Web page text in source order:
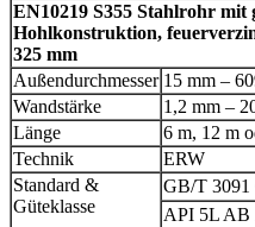
EN10219 S355 Stahlrohr mit
Hohlkonstruktion,
325 mm
Außendurchmesser 15 mm –
Wandstärke
1,2 mm –
Länge
6 m, 12 m
Technik
ERW
Standard &
Güteklasse
GB/T 3091
API 5L